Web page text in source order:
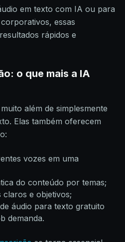
em texto com IA ou para
essas
rápidos e
o que mais a IA
além de simplesmente
Elas também oferecem
vozes em uma
do conteúdo por temas;
claros e objetivos;
áudio para texto gratuito
demanda.